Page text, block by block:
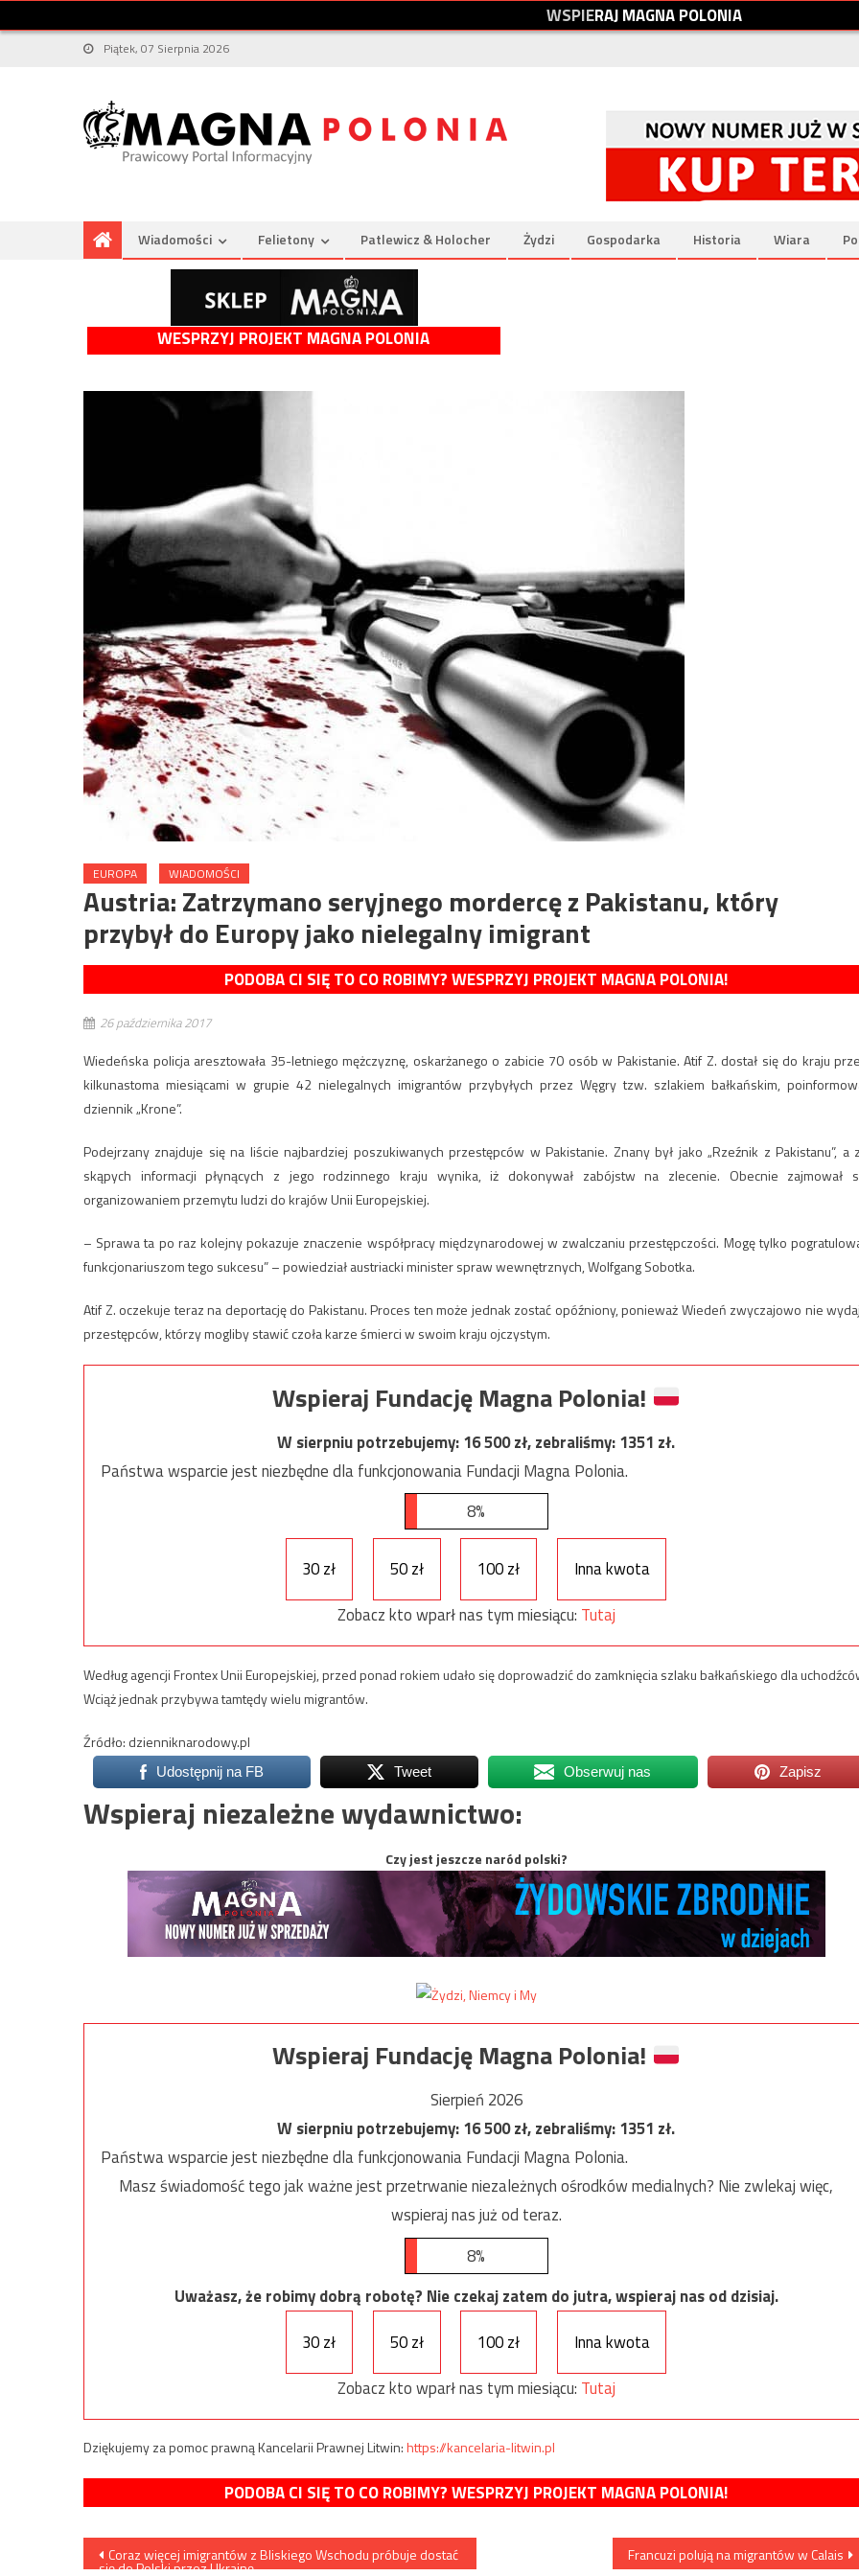
WSPIERAJMAGNAPOLONIA
Piątek, 07 Sierpnia 2026
Wiadomości Felietony Patlewicz & Holocher Żydzi Gospodarka Historia Wiara
WESPRZYJ PROJEKT MAGNA POLONIA
EUROPA WIADOMOŚCI
Austria: Zatrzymano seryjnego mordercę z Pakistanu, który
przybył do Europy jako nielegalny imigrant
PODOBA CI SIĘ TO CO ROBIMY? WESPRZYJ PROJEKT MAGNA POLONIA!
26 października 2017
Wiedeńska policja aresztowała 35-letniego mężczyznę, oskarżanego o zabicie 70 osób w Pakistanie. Atif Z. dostał się do kraju
kilkunastoma miesiącami w grupie 42 nielegalnych imigrantów przybyłych przez Węgry tzw. szlakiem bałkańskim,
dziennik „Krone”.
Podejrzany znajduje się na liście najbardziej poszukiwanych przestępców w Pakistanie. Znany był jako „Rzeźnik z Pakistanu”, a
skąpych informacji płynących z jego rodzinnego kraju wynika, iż dokonywał zabójstw na zlecenie. Obecnie zajmował
organizowaniem przemytu ludzi do krajów Unii Europejskiej.
– Sprawa ta po raz kolejny pokazuje znaczenie współpracy międzynarodowej w zwalczaniu przestępczości. Mogę tylko
funkcjonariuszom tego sukcesu” – powiedział austriacki minister spraw wewnętrznych, Wolfgang Sobotka.
Atif Z. oczekuje teraz na deportację do Pakistanu. Proces ten może jednak zostać opóźniony, ponieważ Wiedeń zwyczajowo nie
przestępców, którzy mogliby stawić czoła karze śmierci w swoim kraju ojczystym.
Wspieraj Fundację Magna Polonia!
W sierpniu potrzebujemy:16 500zł, zebraliśmy:1351 zł.
Państwa wsparcie jest niezbędne dla funkcjonowania Fundacji Magna Polonia.
8%
30 zł 50 zł 100 zł
Inna kwota
Zobacz kto wparł nas tym miesiącu: Tutaj
Według agencji Frontex Unii Europejskiej, przed ponad rokiem udało się doprowadzić do zamknięcia szlaku bałkańskiego dla
Wciąż jednak przybywa tamtędy wielu migrantów.
Źródło: dzienniknarodowy.pl
Udostępnij na FB Tweet Obserwuj nas Zapisz
Wspieraj niezależne wydawnictwo:
Czy jest jeszcze naród polski?
Wspieraj Fundację Magna Polonia!
Sierpień 2026
W sierpniu potrzebujemy:16 500zł, zebraliśmy:1351 zł.
Państwa wsparcie jest niezbędne dla funkcjonowania Fundacji Magna Polonia.
Masz świadomość tego jak ważne jest przetrwanie niezależnych ośrodków medialnych? Nie zwlekaj więc,
wspieraj nas już od teraz.
8%
Uważasz, że robimy dobrą robotę? Nie czekaj zatem do jutra, wspieraj nas od dzisiaj.
30 zł
50 zł 100 zł
Inna kwota
Zobacz kto wparł nas tym miesiącu: Tutaj
Dziękujemy za pomoc prawną Kancelarii Prawnej Litwin:https://kancelaria-litwin.pl
PODOBA CI SIĘ TO CO ROBIMY? WESPRZYJ PROJEKT MAGNA POLONIA!
Nawigacja
Coraz więcej imigrantów z Bliskiego Wschodu próbuje dostać
się do Polski przez Ukrainę
Francuzi polują na migrantów w Calais